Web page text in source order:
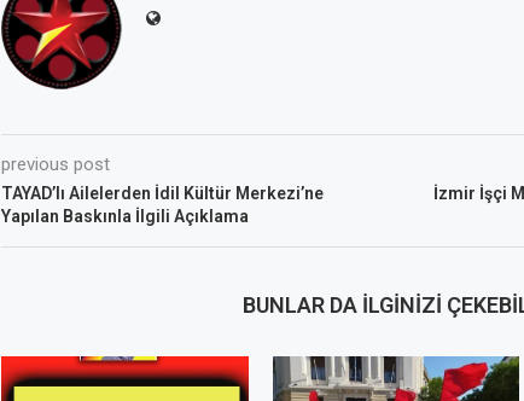
previous post
TAYAD’lı Ailelerden İdil Kültür Merkezi’ne
Yapılan Baskınla İlgili Açıklama
İzmir İşçi
BUNLAR DA İLGINIZI